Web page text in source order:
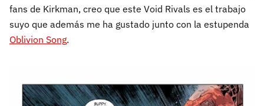
fans de Kirkman, creo que este Void Rivals es el trabajo
suyo que además me ha gustado junto con la estupenda
Oblivion Song.